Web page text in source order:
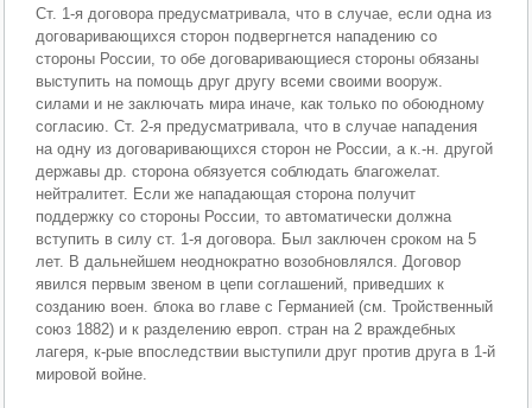
Ст. 1-я договора предусматривала, что в случае, если одна из
договаривающихся сторон подвергнется нападению со
стороны России, то обе договаривающиеся стороны обязаны
выступить на помощь друг другу всеми своими вооруж.
силами и не заключать мира иначе, как только по обоюдному
согласию. Ст. 2-я предусматривала, что в случае нападения
на одну из договаривающихся сторон не России, а к.-н. другой
державы др. сторона обязуется соблюдать благожелат.
нейтралитет. Если же нападающая сторона получит
поддержку со стороны России, то автоматически должна
вступить в силу ст. 1-я договора. Был заключен сроком на 5
лет. В дальнейшем неоднократно возобновлялся. Договор
явился первым звеном в цепи соглашений, приведших к
созданию воен. блока во главе с Германией (см. Тройственный
союз 1882) и к разделению европ. стран на 2 враждебных
лагеря, к-рые впоследствии выступили друг против друга в 1-й
мировой войне.